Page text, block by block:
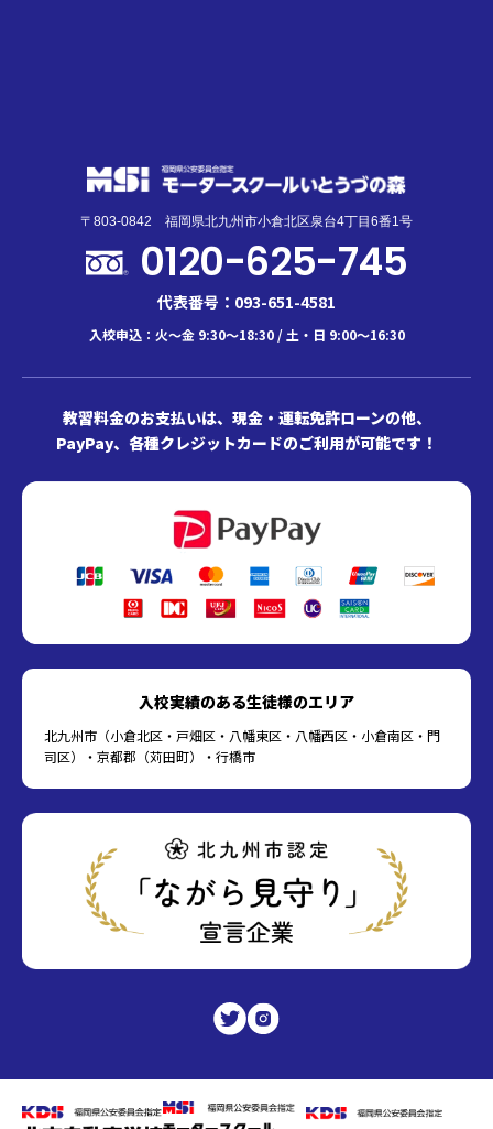
〒803-0842 福岡県北九州市小倉北区泉台4丁目6番1号
0120-625-745
代表番号：093-651-4581
入校申込：火～金 9:30～18:30 / 土・日 9:00～16:30
教習料金のお支払いは、現金・運転免許ローンの他、
PayPay、各種クレジットカードのご利用が可能です！
入校実績のある生徒様のエリア
北九州市（小倉北区・戸畑区・八幡東区・八幡西区・小倉南区・門
司区）・京都郡（苅田町）・行橋市